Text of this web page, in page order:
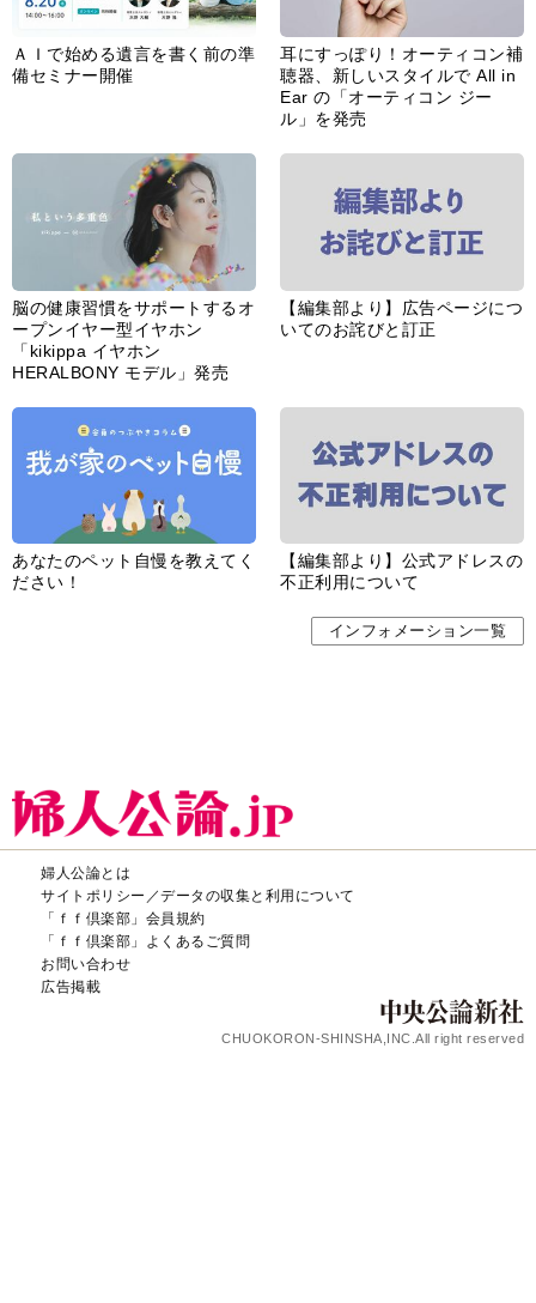
ＡＩで始める遺言を書く前の準
備セミナー開催
耳にすっぽり！オーティコン補
聴器、新しいスタイルで All in
Ear の「オーティコン ジー
ル」を発売
脳の健康習慣をサポートするオ
ープンイヤー型イヤホン
「kikippa イヤホン
HERALBONY モデル」発売
【編集部より】広告ページにつ
いてのお詫びと訂正
あなたのペット自慢を教えてく
ださい！
【編集部より】公式アドレスの
不正利用について
インフォメーション一覧
婦人公論とは
サイトポリシー／データの収集と利用について
「ｆｆ倶楽部」会員規約
「ｆｆ倶楽部」よくあるご質問
お問い合わせ
広告掲載
CHUOKORON-SHINSHA,INC.All right reserved